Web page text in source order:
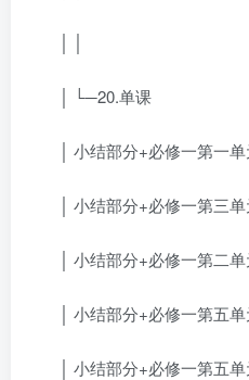
│ └─20.单课
│ 小结部分+必修一第一
│ 小结部分+必修一第三
│ 小结部分+必修一第二
│ 小结部分+必修一第五
│ 小结部分+必修一第五